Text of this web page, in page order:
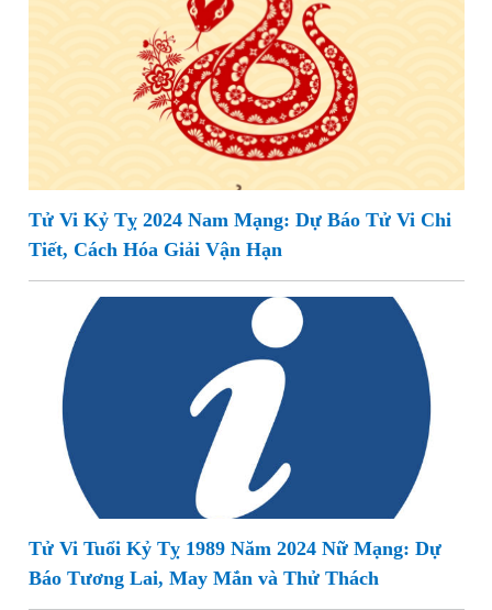
Tử Vi Kỷ Tỵ 2024 Nam Mạng: Dự Báo Tử Vi Chi
Tiết, Cách Hóa Giải Vận Hạn
Tử Vi Tuổi Kỷ Tỵ 1989 Năm 2024 Nữ Mạng: Dự
Báo Tương Lai, May Mắn và Thử Thách